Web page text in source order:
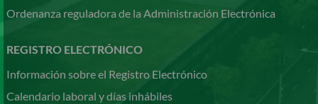
Ordenanza reguladora de la Administración Electrónica
REGISTRO ELECTRÓNICO
Información sobre el Registro Electrónico
Calendario laboral y días inhábiles